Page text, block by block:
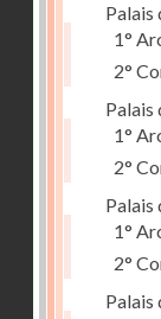
1°
2°
Palais
1°
2°
Palais
1°
2°
Palais